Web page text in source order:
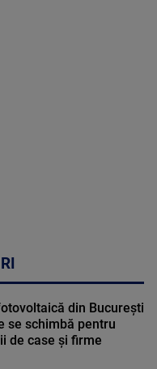
din București
se schimbă pentru
de case și firme